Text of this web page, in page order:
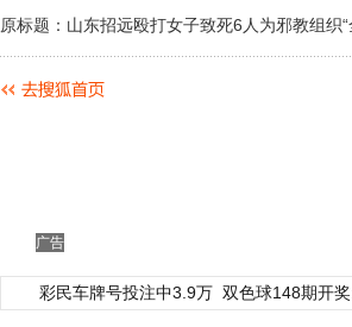
原标题：山东招远殴打女子致死6人为邪教组织
广告
彩民车牌号投注中3.9万 双色球148期开